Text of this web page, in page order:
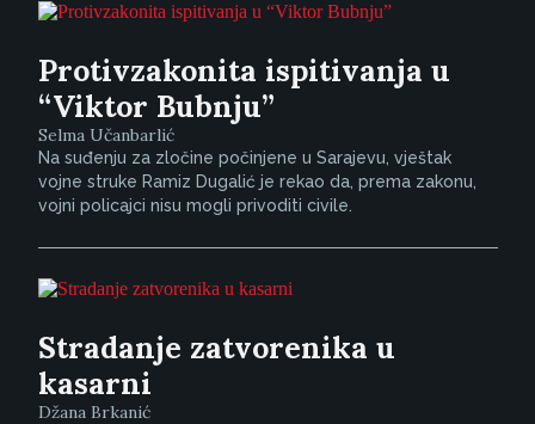
Protivzakonita ispitivanja u
“Viktor Bubnju”
Selma Učanbarlić
Na suđenju za zločine počinjene u Sarajevu, vještak
vojne struke Ramiz Dugalić je rekao da, prema zakonu,
vojni policajci nisu mogli privoditi civile.
Stradanje zatvorenika u
kasarni
Džana Brkanić